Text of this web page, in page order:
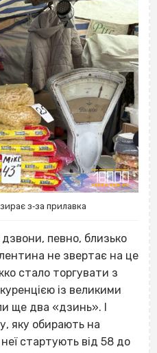
з‐за прилавка
певно, близько
не звертає на це
стало торгувати з
із великими
ще два «дзинь». І
яку обирають на
стартують від 58 до